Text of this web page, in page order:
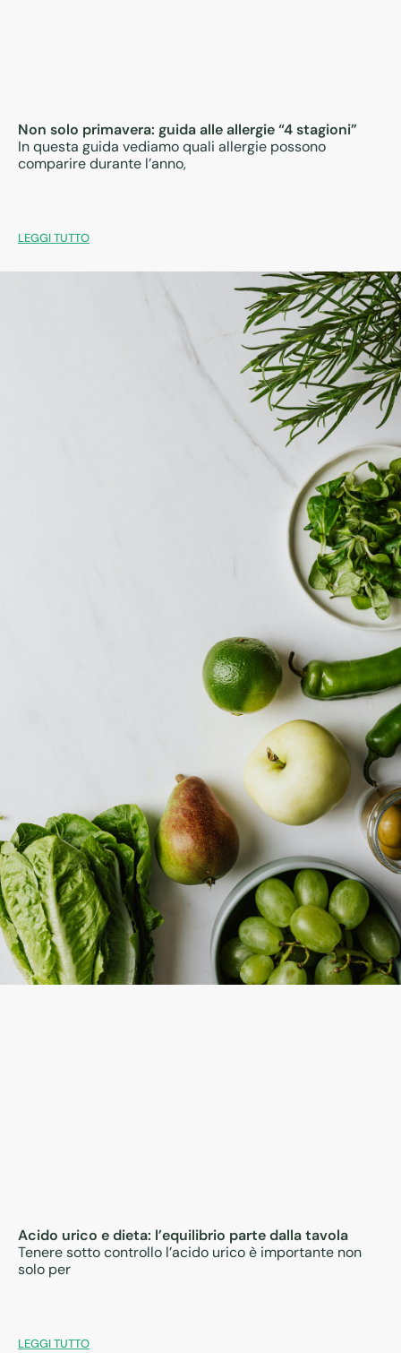
Non solo primavera: guida alle allergie “4 stagioni”
In questa guida vediamo quali allergie possono
comparire durante l’anno,
LEGGI TUTTO
Acido urico e dieta: l’equilibrio parte dalla tavola
Tenere sotto controllo l’acido urico è importante non
solo per
LEGGI TUTTO